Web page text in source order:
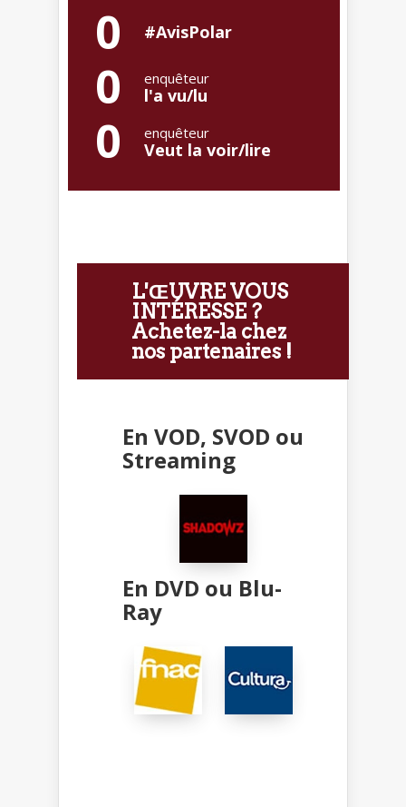
0 #AvisPolar
0 enquêteur
l'a vu/lu
0 enquêteur
Veut la voir/lire
L'ŒUVRE VOUS
INTÉRESSE ?
Achetez-la chez
nos partenaires !
En VOD, SVOD ou
Streaming
En DVD ou Blu-
Ray